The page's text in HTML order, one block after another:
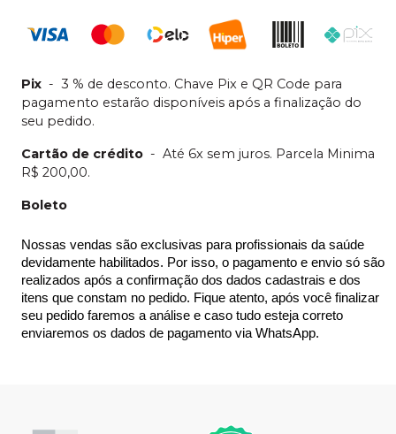
Pix - 3 % de desconto. Chave Pix e QR Code para
pagamento estarão disponíveis após a finalização do
seu pedido.
Cartão de crédito - Até 6x sem juros. Parcela Minima
R$ 200,00.
Boleto
Nossas vendas são exclusivas para profissionais da saúde
devidamente habilitados. Por isso, o pagamento e envio só são
realizados após a confirmação dos dados cadastrais e dos
itens que constam no pedido. Fique atento, após você finalizar
seu pedido faremos a análise e caso tudo esteja correto
enviaremos os dados de pagamento via WhatsApp.